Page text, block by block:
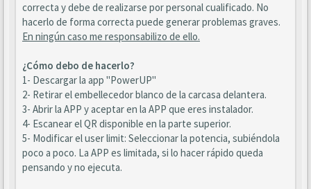
correcta y debe de realizarse por personal cualificado. No
hacerlo de forma correcta puede generar problemas graves.
En ningún caso me responsabilizo de ello.
¿Cómo debo de hacerlo?
1- Descargar la app "PowerUP"
2- Retirar el embellecedor blanco de la carcasa delantera.
3- Abrir la APP y aceptar en la APP que eres instalador.
4- Escanear el QR disponible en la parte superior.
5- Modificar el user limit: Seleccionar la potencia, subiéndola
poco a poco. La APP es limitada, si lo hacer rápido queda
pensando y no ejecuta.